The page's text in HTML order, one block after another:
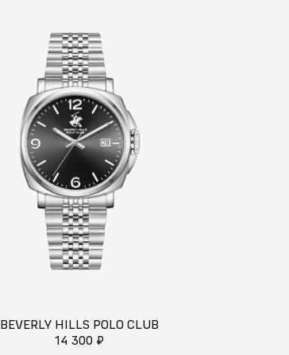
BEVERLY HILLS POLO CLUB
14 300 ₽